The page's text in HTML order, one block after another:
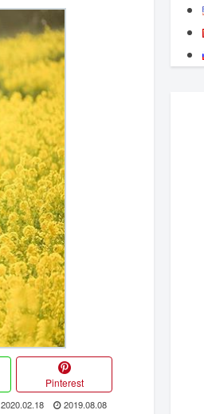
Pinterest
2020.02.18 2019.08.08